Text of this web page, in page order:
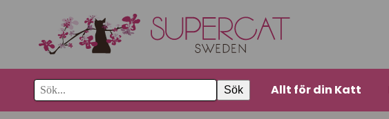
Sök Allt för din Katt